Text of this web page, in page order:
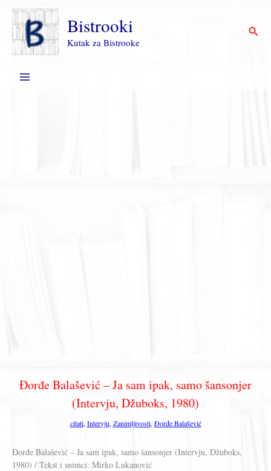
Пређи
садржај
Bistrooki
Kutak za Bistrooke
Đorđe Balašević – Ja sam ipak, samo šansonjer
(Intervju, Džuboks, 1980)
citati, Intervju, Zanimljivosti, Đorđe Balašević
Đorđe Balašević – Ja sam ipak, samo šansonjer (Intervju, Džuboks,
1980) / Tekst i snimci: Mirko Lukanović